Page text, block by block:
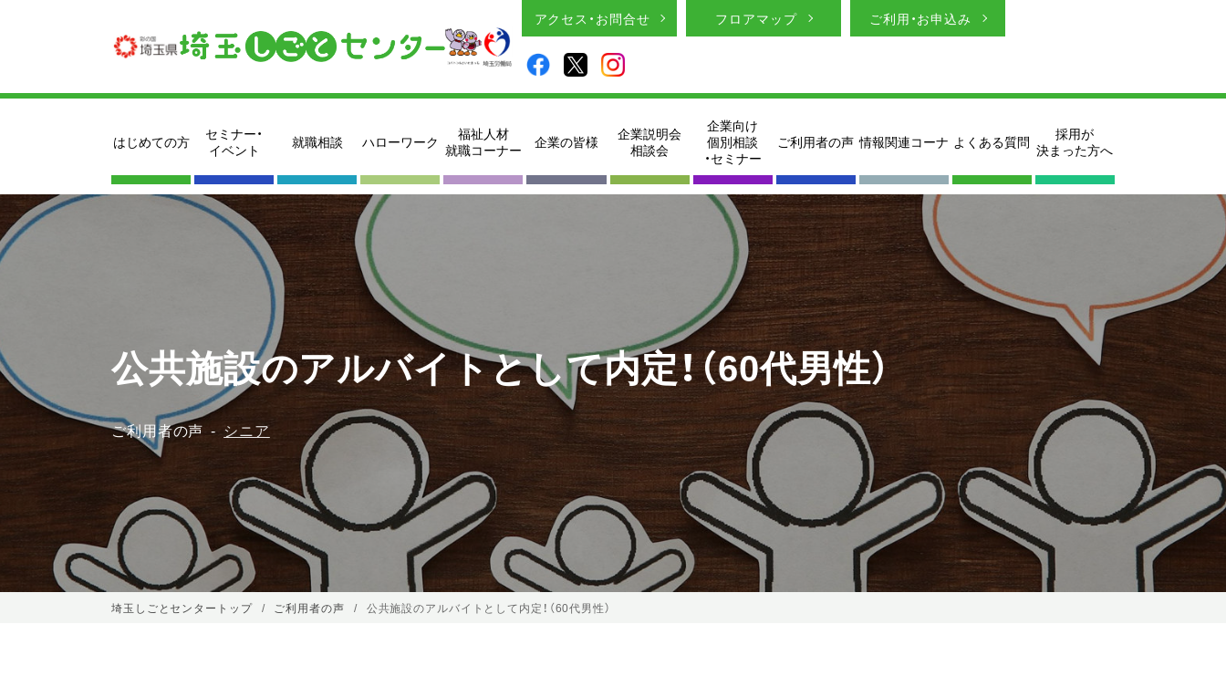
アクセス・お問合せ フロアマップ ご利用・お申込み
はじめての方
セミナー・
イベント
就職相談 ハローワーク
福祉人材
就職コーナー
企業の皆様
企業説明会
相談会
企業向け
個別相談
・セミナー
ご利用者の声 情報関連コーナ よくある質問
採用が
決まった方へ
公共施設のアルバイトとして内定！（60代男性）
ご利用者の声 シニア
埼玉しごとセンタートップ ご利用者の声 公共施設のアルバイトとして内定！（60代男性）